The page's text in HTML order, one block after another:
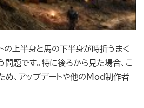
の上半身と馬の下半身が時折うまく
題です。特に後ろから見た場合、こ
め、アップデートや他のMod制作者